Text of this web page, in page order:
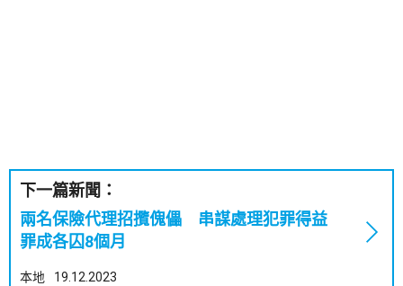
下一篇新聞：
兩名保險代理招攬傀儡 串謀處理犯罪得益
罪成各囚8個月
本地 19.12.2023